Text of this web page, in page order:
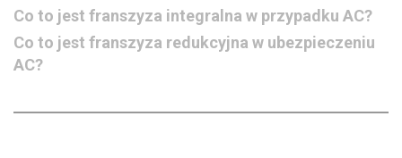
Co to jest franszyza integralna w przypadku AC?
Co to jest franszyza redukcyjna w ubezpieczeniu
AC?